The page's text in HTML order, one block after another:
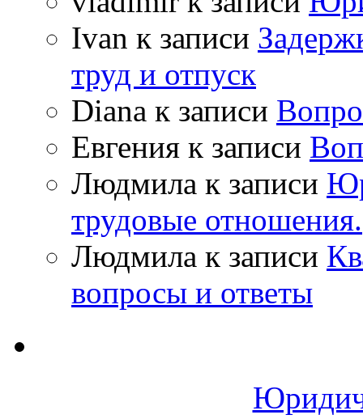
Ivan к записи
труд и отпуск
Diana к записи
Евгения к записи
Людмила к записи
трудовые отношения.
Людмила к записи
вопросы и ответы